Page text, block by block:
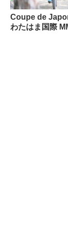
Coupe de
わたはま国際